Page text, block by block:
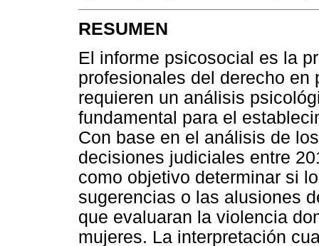
RESUMEN
El informe psicosocial es la
profesionales del derecho
requieren un análisis
fundamental para el
Con base en el análisis de
decisiones judiciales entre
como objetivo determinar si
sugerencias o las alusiones
que evaluaran la violencia
mujeres. La interpretación